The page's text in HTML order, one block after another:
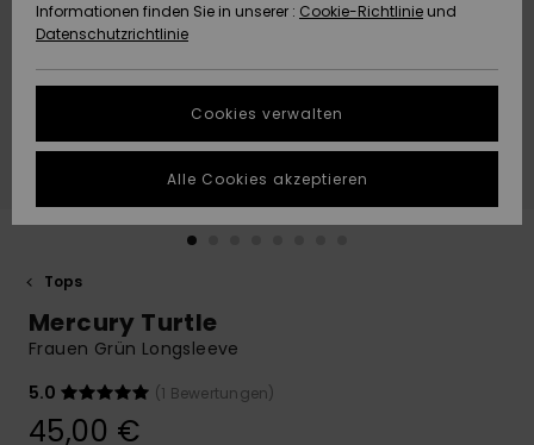
Highlights
Highlights
Starten Sie eine
um die
schnellste
Antwort auf Ihre
Finden Sie
die häufigsten
Fragen sowie
NACHHALTIGKEIT
SHOPS
QUIKSILVER APP
WUNSCHLISTE
Tops
Mercury Turtle
Frauen Grün Longsleeve
5.0
(1 Bewertungen)
45,00 €
Informationen finden Sie in unserer : Cookie-Richtlinie und
Datenschutzrichtlinie
Cookies verwalten
Alle Cookies akzeptieren